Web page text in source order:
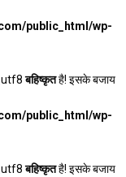
public_html/wp-
बहिष्कृतहै! इसके बजाय
public_html/wp-
बहिष्कृतहै! इसके बजाय